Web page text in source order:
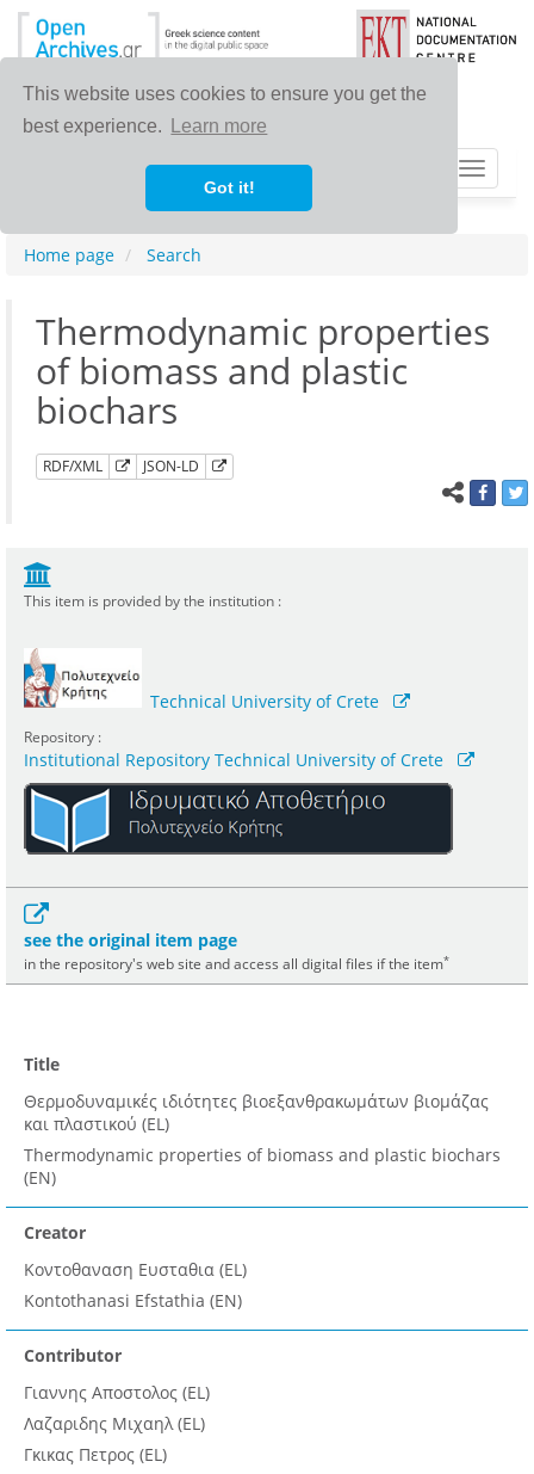
This website uses cookies to ensure you get the
best experience.
Learn more
Got it!
Toggle
Home page Search
Thermodynamic properties
of biomass and plastic
biochars
RDF/XML JSON-LD
This item is provided by the institution :
Technical University of Crete
Repository :
Institutional Repository Technical University of Crete
see the original item page
in the repository's web site and access all digital files if the item*
Title
Θερμοδυναμικές ιδιότητες βιοεξανθρακωμάτων βιομάζας
και πλαστικού (EL)
Thermodynamic properties of biomass and plastic biochars
(EN)
Creator
Κοντοθαναση Ευσταθια (EL)
Kontothanasi Efstathia (EN)
Contributor
Γιαννης Αποστολος (EL)
Λαζαριδης Μιχαηλ (EL)
Γκικας Πετρος (EL)